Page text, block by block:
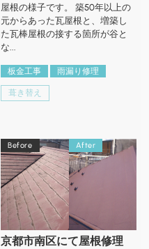
屋根の様子です。 築50年以上の
元からあった瓦屋根と、増築し
た瓦棒屋根の接する箇所が谷と
な...
板金工事 雨漏り修理
葺き替え
Before After
京都市南区にて屋根修理